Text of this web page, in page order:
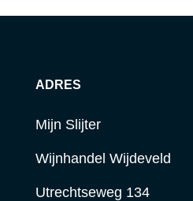
ADRES
Mijn Slijter
Wijnhandel Wijdeveld
Utrechtseweg 134